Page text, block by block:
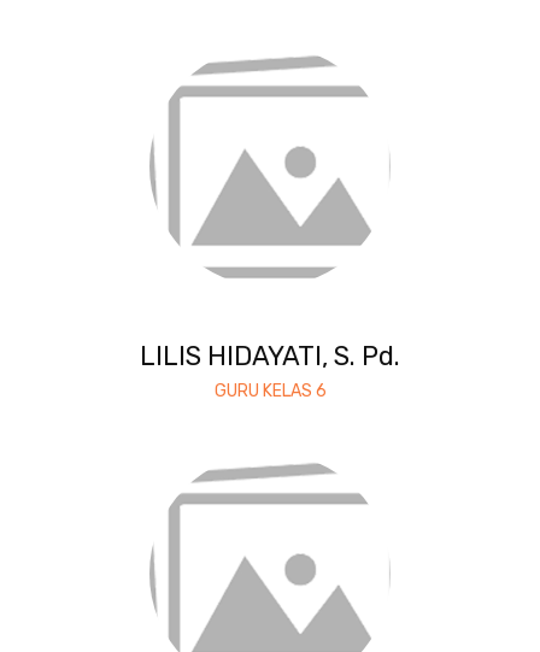
LILIS HIDAYATI, S. Pd.
GURU KELAS 6